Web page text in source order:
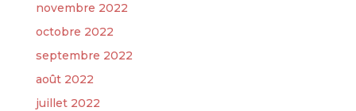
novembre 2022
octobre 2022
septembre 2022
août 2022
juillet 2022